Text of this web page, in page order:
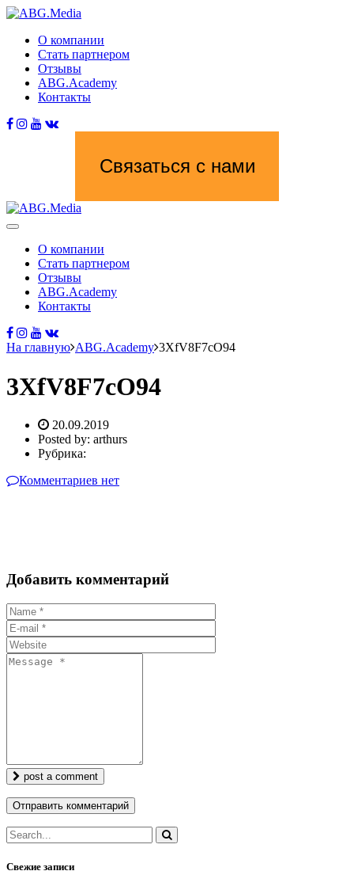
О компании
Стать партнером
Отзывы
ABG.Academy
Контакты
Связаться с нами
О компании
Стать партнером
Отзывы
ABG.Academy
Контакты
На главную ABG.Academy 3XfV8F7cO94
3XfV8F7cO94
20.09.2019
Posted by: arthurs
Рубрика:
Комментариев нет
Добавить комментарий
post a comment
Свежие записи